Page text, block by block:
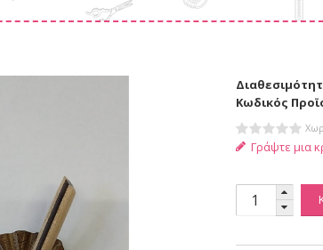
Κωδικός
Γράψτε μια